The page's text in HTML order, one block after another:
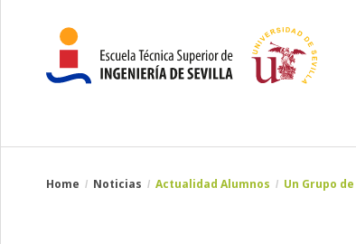
Breadcrumbs
You
Home Noticias Actualidad Alumnos Un Grupo